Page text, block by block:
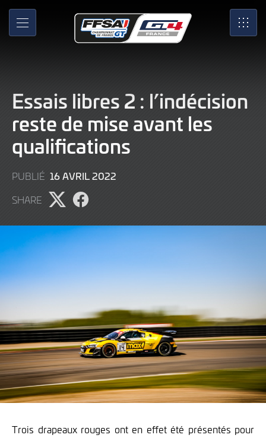
Skip
Main
MENU SRO
Essais libres 2 : l’indécision
reste de mise avant les
qualifications
PUBLIÉ 16 AVRIL 2022
SHARE
Partager
sur
X
Partager
sur
Facebook
Trois drapeaux rouges ont en effet été présentés pour